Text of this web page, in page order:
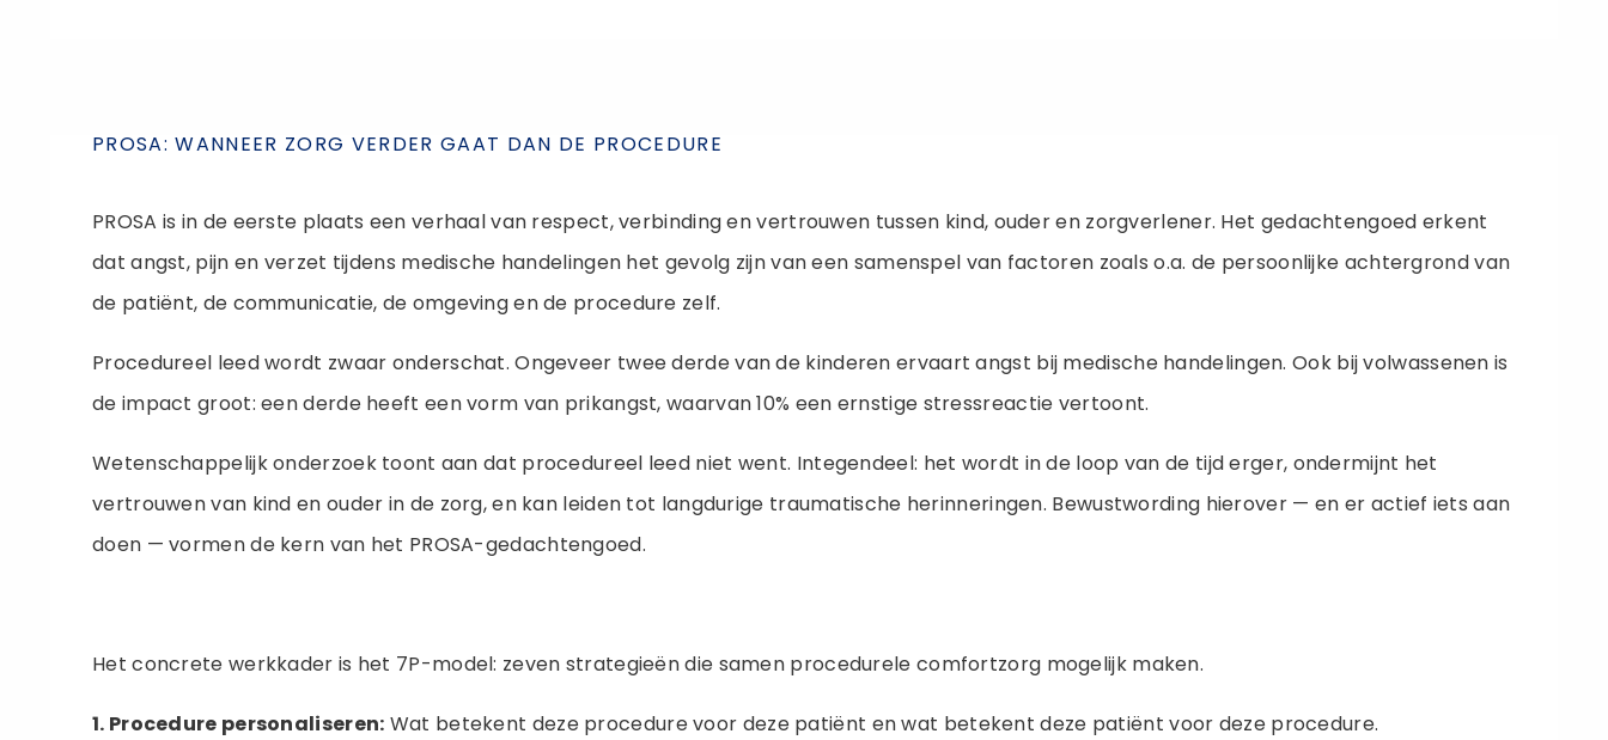
PROSA: WANNEER ZORG VERDER GAAT DAN DE PROCEDURE
PROSA is in de eerste plaats een verhaal van respect, verbinding en vertrouwen tussen kind, ouder en zorgverlener. Het gedachtengoed erkent
dat angst, pijn en verzet tijdens medische handelingen het gevolg zijn van een samenspel van factoren zoals o.a. de persoonlijke achtergrond van
de patiënt, de communicatie, de omgeving en de procedure zelf.
Procedureel leed wordt zwaar onderschat. Ongeveer twee derde van de kinderen ervaart angst bij medische handelingen. Ook bij volwassenen is
de impact groot: een derde heeft een vorm van prikangst, waarvan 10% een ernstige stressreactie vertoont.
Wetenschappelijk onderzoek toont aan dat procedureel leed niet went. Integendeel: het wordt in de loop van de tijd erger, ondermijnt het
vertrouwen van kind en ouder in de zorg, en kan leiden tot langdurige traumatische herinneringen. Bewustwording hierover — en er actief iets aan
doen — vormen de kern van het PROSA-gedachtengoed.
Het concrete werkkader is het 7P-model: zeven strategieën die samen procedurele comfortzorg mogelijk maken.
1. Procedure personaliseren: Wat betekent deze procedure voor deze patiënt en wat betekent deze patiënt voor deze procedure.